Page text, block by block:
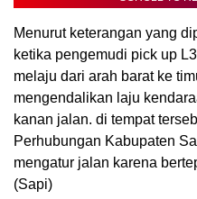
Menurut keterangan yang
ketika pengemudi pick up
melaju dari arah barat ke
mengendalikan laju
kanan jalan. di tempat
Perhubungan Kabupaten
mengatur jalan karena
(Sapi)